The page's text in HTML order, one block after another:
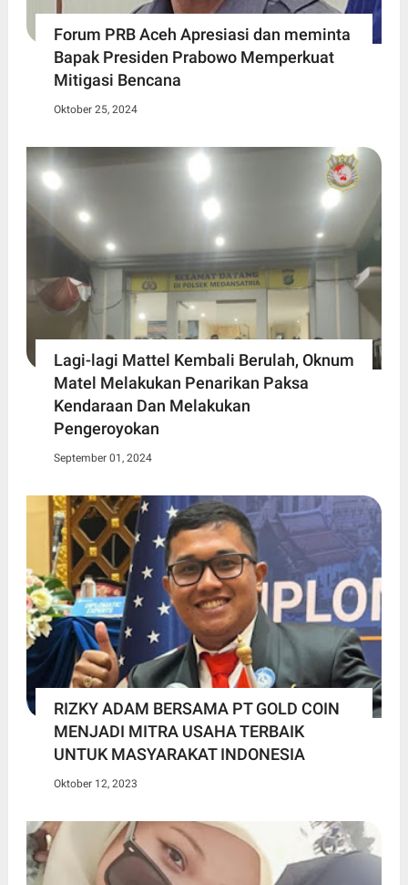
Forum PRB Aceh Apresiasi dan meminta
Bapak Presiden Prabowo Memperkuat
Mitigasi Bencana
Oktober 25, 2024
Lagi-lagi Mattel Kembali Berulah, Oknum
Matel Melakukan Penarikan Paksa
Kendaraan Dan Melakukan
Pengeroyokan
September 01, 2024
RIZKY ADAM BERSAMA PT GOLD COIN
MENJADI MITRA USAHA TERBAIK
UNTUK MASYARAKAT INDONESIA
Oktober 12, 2023